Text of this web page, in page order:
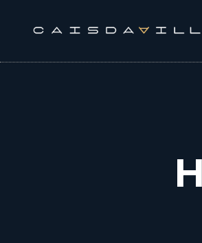
content